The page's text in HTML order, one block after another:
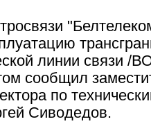
линии связи /
сообщил
по
Сиводедов.